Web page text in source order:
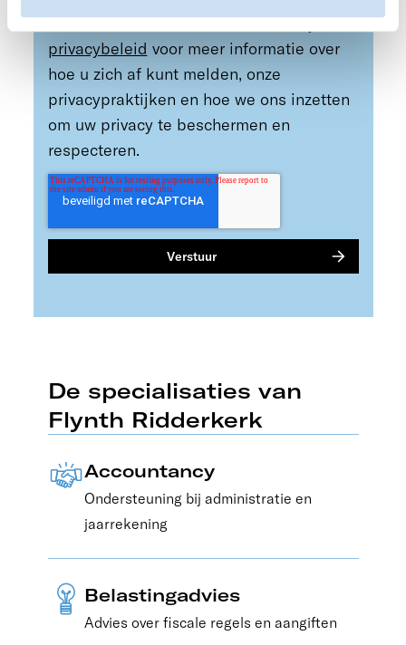
afmelden voor deze berichten. Bekijk ons
privacybeleid voor meer informatie over
hoe u zich af kunt melden, onze
privacypraktijken en hoe we ons inzetten
om uw privacy te beschermen en
respecteren.
De specialisaties van
Flynth Ridderkerk
Accountancy
Ondersteuning bij administratie en
jaarrekening
Belastingadvies
Advies over fiscale regels en aangiften